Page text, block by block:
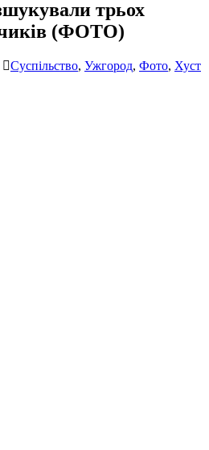
трьох
(ФОТО)
Суспільство, Ужгород, Фото, Хуст